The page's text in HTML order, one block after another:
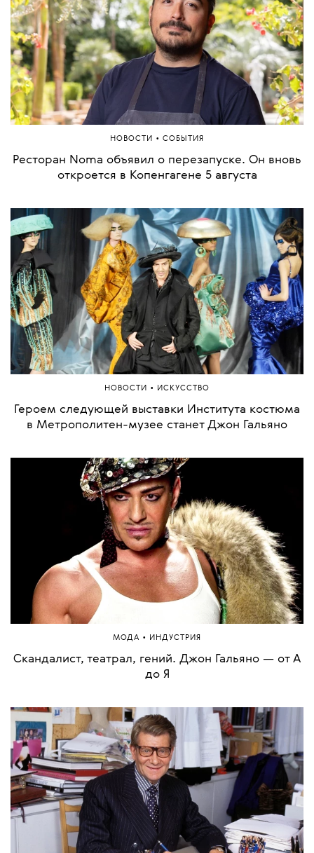
НОВОСТИ • СОБЫТИЯ
Ресторан Noma объявил о перезапуске. Он вновь
откроется в Копенгагене 5 августа
НОВОСТИ • ИСКУССТВО
Героем следующей выставки Института костюма
в Метрополитен-музее станет Джон Гальяно
МОДА • ИНДУСТРИЯ
Скандалист, театрал, гений. Джон Гальяно — от А
до Я